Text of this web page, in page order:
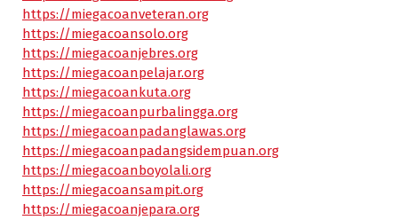
https://miegacoanveteran.org
https://miegacoansolo.org
https://miegacoanjebres.org
https://miegacoanpelajar.org
https://miegacoankuta.org
https://miegacoanpurbalingga.org
https://miegacoanpadanglawas.org
https://miegacoanpadangsidempuan.org
https://miegacoanboyolali.org
https://miegacoansampit.org
https://miegacoanjepara.org